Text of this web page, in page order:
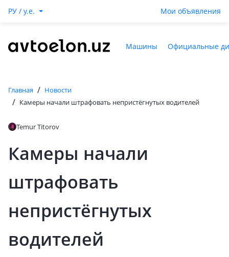
РУ / y.e. Мои объявления
Машины Официальные
Главная / Новости
/ Камеры начали штрафовать непристёгнутых водителей
Temur Titorov
Камеры начали
штрафовать
непристёгнутых
водителей